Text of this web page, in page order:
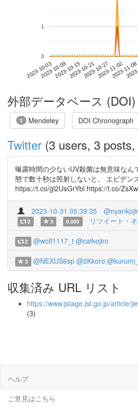
2023-10-032023-10-092023-10-152023-10-212023-10-272023-11-022023-11-08
0
1
外部データベース (DOI)
1 Mendeley DOI Chronograph
Twitter (3 users, 3
曝露時間の少ないUV殺菌は無意味なん
態で数十秒は照射しないと。 エビデン
https://t.co/gl2UsGrYbl https://t.co/
2023-10-31 05:39:35
2 3 0.000 リツイート・
2 @wolf1117_t @catkojiro
3 @NEXUS6sp @2Kkoro
収集済み URL リスト
https://www.jstage.jst.go.jp/article/
(3)
ヘルプ
ご意見はこちら